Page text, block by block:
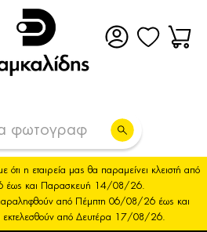
η εταιρεία μας θα παραμείνει κλειστή από
έως και Παρασκευή 14/08/26.
από Πέμπτη 06/08/26 έως και
από Δευτέρα 17/08/26.